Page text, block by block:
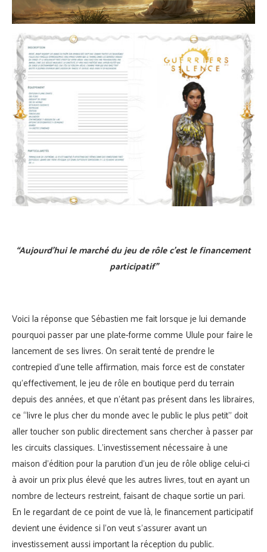
“Aujourd’hui le marché du jeu de rôle c’est le financement
participatif”
Voici la réponse que Sébastien me fait lorsque je lui demande
pourquoi passer par une plate-forme comme Ulule pour faire le
lancement de ses livres. On serait tenté de prendre le
contrepied d’une telle affirmation, mais force est de constater
qu’effectivement, le jeu de rôle en boutique perd du terrain
depuis des années, et que n’étant pas présent dans les libraires,
ce “livre le plus cher du monde avec le public le plus petit” doit
aller toucher son public directement sans chercher à passer par
les circuits classiques. L’investissement nécessaire à une
maison d’édition pour la parution d’un jeu de rôle oblige celui-ci
à avoir un prix plus élevé que les autres livres, tout en ayant un
nombre de lecteurs restreint, faisant de chaque sortie un pari.
En le regardant de ce point de vue là, le financement participatif
devient une évidence si l’on veut s’assurer avant un
investissement aussi important la réception du public.